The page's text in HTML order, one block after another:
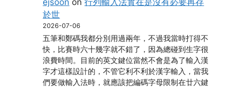
於世
2026-07-06
五筆和鄭碼我都分別用過兩年，不過我當時打得不
快，比賽時六十幾字就不錯了，因為總碰到生字很
浪費時間。目前的英文鍵位當然不會是為了輸入漢
字才這樣設計的，不管它利不利於漢字輸入，當我
們要做輸入法時，就應該把編碼字母限制在廿六鍵